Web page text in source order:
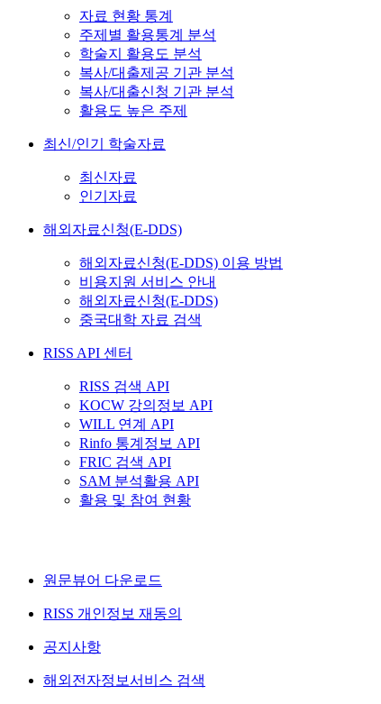
자료 현황 통계
주제별 활용통계 분석
학술지 활용도 분석
복사/대출제공 기관 분석
복사/대출신청 기관 분석
활용도 높은 주제
최신/인기 학술자료
최신자료
인기자료
해외자료신청(E-DDS)
해외자료신청(E-DDS) 이용 방법
비용지원 서비스 안내
해외자료신청(E-DDS)
중국대학 자료 검색
RISS API 센터
RISS 검색 API
KOCW 강의정보 API
WILL 연계 API
Rinfo 통계정보 API
FRIC 검색 API
SAM 분석활용 API
활용 및 참여 현황
원문뷰어 다운로드
RISS 개인정보 재동의
공지사항
해외전자정보서비스 검색